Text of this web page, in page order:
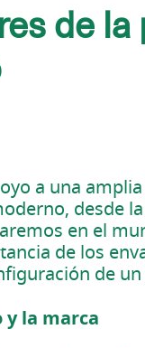
de
a una
desde
en el
de los
de
la marca